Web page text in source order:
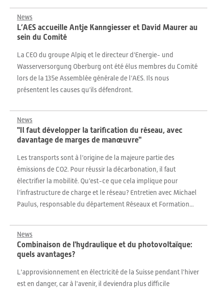
News
L’AES accueille Antje Kanngiesser et David Maurer au
sein du Comité
La CEO du groupe Alpiq et le directeur d’Energie- und
Wasserversorgung Oberburg ont été élus membres du Comité
lors de la 135e Assemblée générale de l’AES. Ils nous
présentent les causes qu’ils défendront.
News
"Il faut développer la tarification du réseau, avec
davantage de marges de manœuvre"
Les transports sont à l’origine de la majeure partie des
émissions de CO2. Pour réussir la décarbonation, il faut
électrifier la mobilité. Qu’est-ce que cela implique pour
l’infrastructure de charge et le réseau? Entretien avec Michael
Paulus, responsable du département Réseaux et Formation...
News
Combinaison de l'hydraulique et du photovoltaïque:
quels avantages?
L'approvisionnement en électricité de la Suisse pendant l'hiver
est en danger, car à l'avenir, il deviendra plus difficile